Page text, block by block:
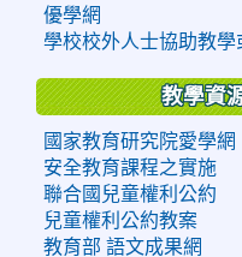
優學網
學校校外人士協助教學
教學資
國家教育研究院愛學網
安全教育課程之實施
聯合國兒童權利公約
兒童權利公約教案
教育部 語文成果網